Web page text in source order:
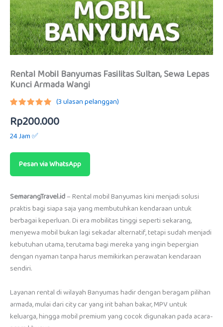
Rental Mobil Banyumas Fasilitas Sultan, Sewa Lepas
Kunci Armada Wangi
5.00dari
5
berdasarkan
penilaian
(3ulasan pelanggan)
Rp200.000
24 Jam ✅
Pesan via WhatsApp
SemarangTravel.id– Rental mobil Banyumas kini menjadi solusi
praktis bagi siapa saja yang membutuhkan kendaraan untuk
berbagai keperluan. Di era mobilitas tinggi seperti sekarang,
menyewa mobil bukan lagi sekadar alternatif, tetapi sudah menjadi
kebutuhan utama, terutama bagi mereka yang ingin bepergian
dengan nyaman tanpa harus memikirkan perawatan kendaraan
sendiri.
Layanan rental di wilayah Banyumas hadir dengan beragam pilihan
armada, mulai dari city car yang irit bahan bakar, MPV untuk
keluarga, hingga mobil premium yang cocok digunakan pada acara-